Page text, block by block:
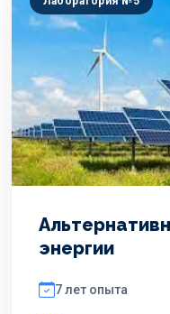
энергии
7 лет опыта